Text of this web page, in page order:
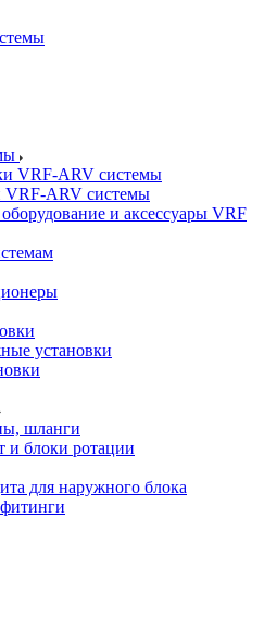
VRF-ARV системы
ARV системы
и аксессуары VRF
установки
шланги
и блоки ротации
для наружного блока